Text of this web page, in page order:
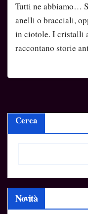
Tutti ne abbiamo…
anelli o bracciali,
in ciotole. I cristalli
raccontano storie
Cerca
Novità